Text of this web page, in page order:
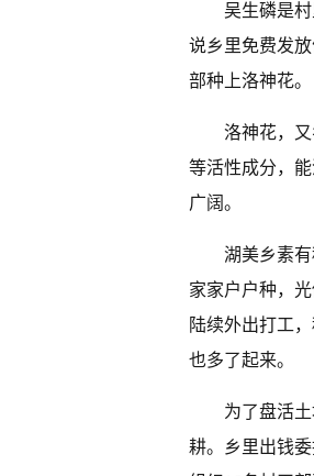
吴生磷是
说乡里免费发
部种上洛神花。
洛神花，
等活性成分，
广阔。
湖美乡素
家家户户种，
陆续外出打工
也多了起来。
为了盘活
耕。乡里出钱